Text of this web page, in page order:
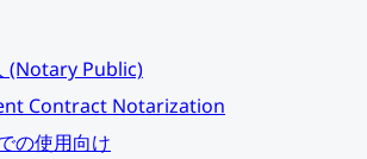
(Notary Public)
Contract Notarization
の使用向け